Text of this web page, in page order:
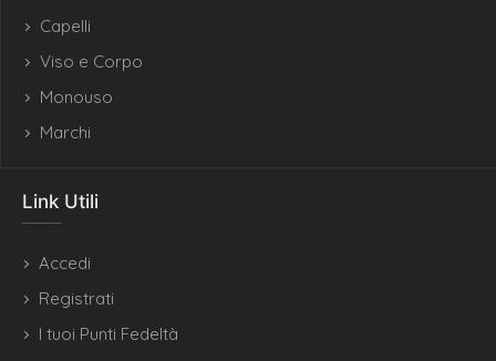
Capelli
Viso e Corpo
Monouso
Marchi
Link Utili
Accedi
Registrati
I tuoi Punti Fedeltà